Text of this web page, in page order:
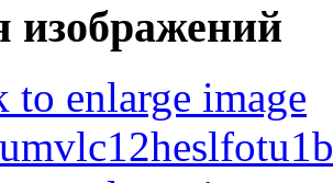
изображений